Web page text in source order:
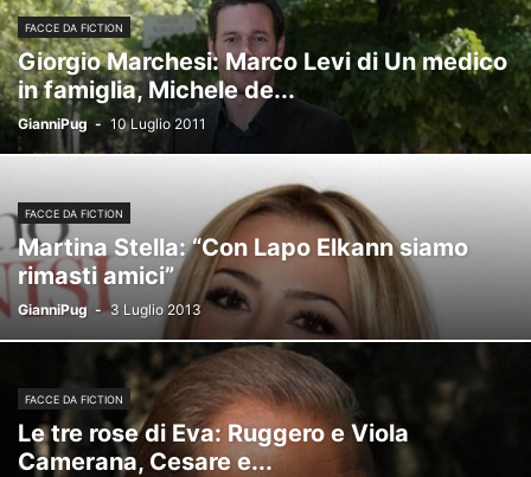
FACCE DA FICTION
Giorgio Marchesi: Marco Levi di Un medico
in famiglia, Michele de...
GianniPug - 10 Luglio 2011
FACCE DA FICTION
Martina Stella: “Con Lapo Elkann siamo
rimasti amici”
GianniPug - 3 Luglio 2013
FACCE DA FICTION
Le tre rose di Eva: Ruggero e Viola
Camerana, Cesare e...